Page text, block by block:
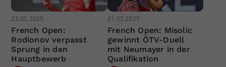
22.05.2025
French Open:
Rodionov verpasst
Sprung in den
Hauptbewerb
21.05.2025
French Open: Misolic
gewinnt ÖTV-Duell
mit Neumayer in der
Qualifikation